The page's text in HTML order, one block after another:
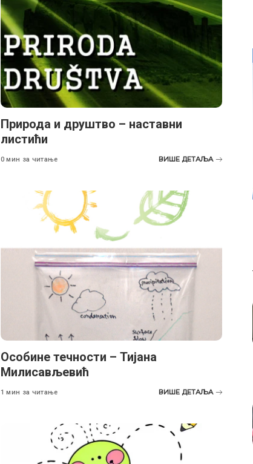
Природа и друштво – наставни
листићи
0 мин за читање ВИШЕ ДЕТАЉА
Особине течности – Тијана
Милисављевић
1 мин за читање ВИШЕ ДЕТАЉА